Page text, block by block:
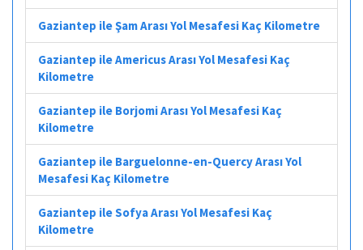
Gaziantep ile Şam Arası Yol Mesafesi Kaç Kilometre
Gaziantep ile Americus Arası Yol Mesafesi Kaç
Kilometre
Gaziantep ile Borjomi Arası Yol Mesafesi Kaç
Kilometre
Gaziantep ile Barguelonne-en-Quercy Arası Yol
Mesafesi Kaç Kilometre
Gaziantep ile Sofya Arası Yol Mesafesi Kaç
Kilometre